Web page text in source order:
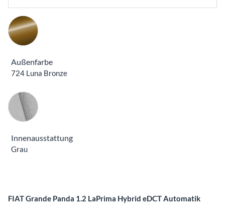
Außenfarbe
724 Luna Bronze
Innenausstattung
Innenausstattung
Grau
FIAT Grande Panda 1.2 LaPrima Hybrid eDCT Automatik